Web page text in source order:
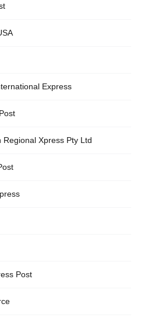
Express
Regional Xpress Pty Ltd
Post